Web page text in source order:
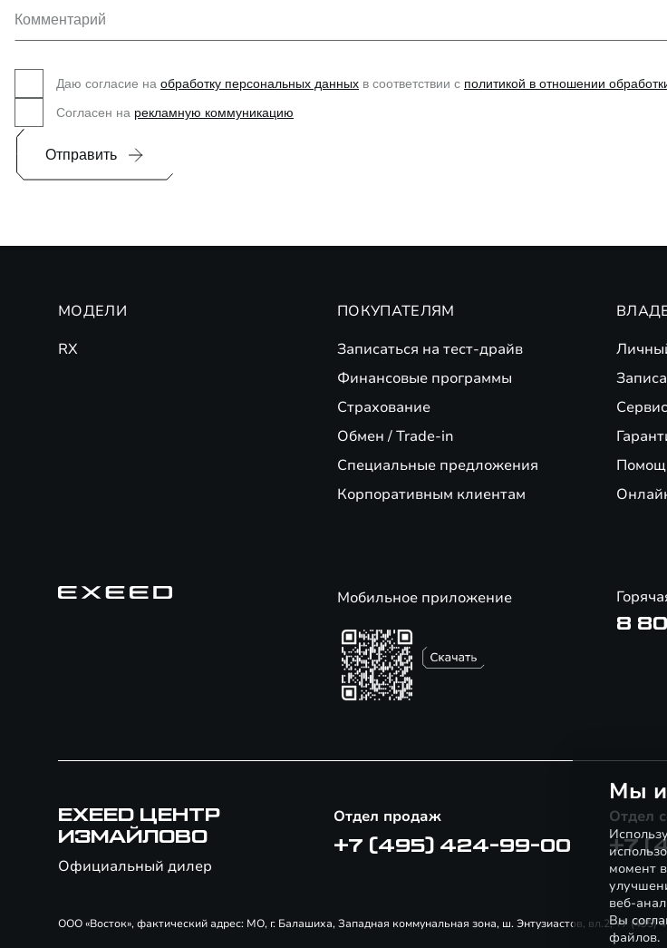
Комментарий
Даю согласие на обработку персональных данных в соответствии с политикой в отношении
Согласен на рекламную коммуникацию
Отправить
МОДЕЛИ
RX
ПОКУПАТЕЛЯМ
Записаться на тест-драйв
Финансовые программы
Страхование
Обмен / Trade-in
Специальные предложения
Корпоративным клиентам
Сервис
Мобильное приложение
8
EXEED ЦЕНТР
ИЗМАЙЛОВО
Официальный дилер
Отдел продаж
+7 (495) 424-99-00
Отдел
+7
ООО «Восток», фактический адрес: МО, г. Балашиха, Западная коммунальная зона, ш. Энтузиастов, вл.2, +7
Мы
момент
веб-
Вы
файлов.